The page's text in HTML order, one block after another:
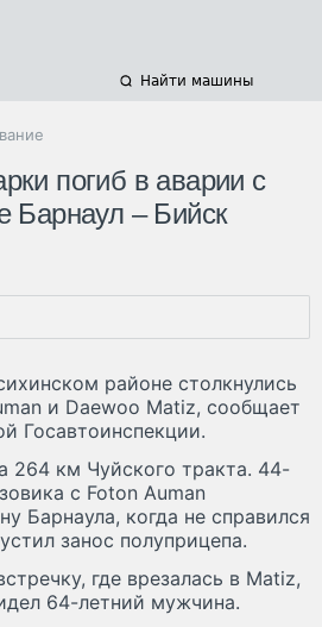
Найти машины
погиб в аварии с
Барнаул – Бийск
районе столкнулись
и Daewoo Matiz, сообщает
Госавтоинспекции.
264 км Чуйского тракта. 44-
с Foton Auman
Барнаула, когда не справился
занос полуприцепа.
где врезалась в Matiz,
64-летний мужчина.